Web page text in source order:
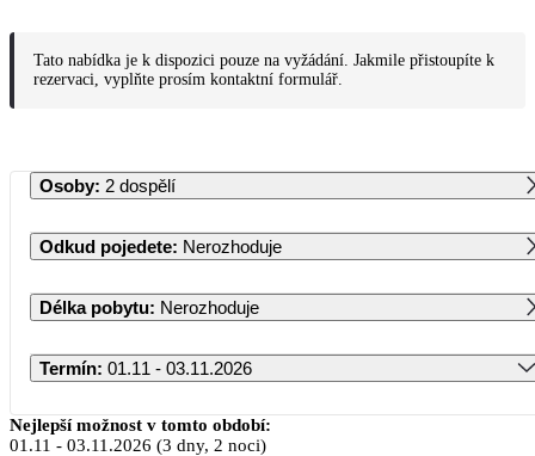
Tato nabídka je k dispozici pouze na vyžádání. Jakmile přistoupíte k
rezervaci, vyplňte prosím kontaktní formulář.
Osoby: 2 dospělí
Odkud pojedete: Nerozhoduje
Délka pobytu: Nerozhoduje
Termín: 01.11 - 03.11.2026
Listopad 2026
Nejlepší možnost v tomto období:
01.11 - 03.11.2026 (3 dny, 2 noci)